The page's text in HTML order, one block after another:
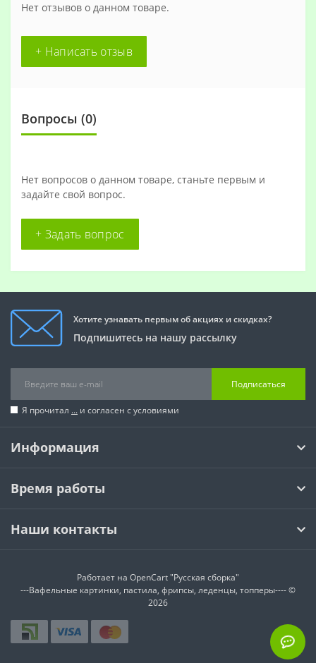
Нет отзывов о данном товаре.
+ Написать отзыв
Вопросы (0)
Нет вопросов о данном товаре, станьте первым и
задайте свой вопрос.
+ Задать вопрос
Хотите узнавать первым об акциях и скидках?
Подпишитесь на нашу рассылку
Подписаться
Я прочитал ... и согласен с условиями
Информация
Время работы
Наши контакты
Работает на OpenCart "Русская сборка"
---Вафельные картинки, пастила, фрипсы, леденцы, топперы---- ©
2026